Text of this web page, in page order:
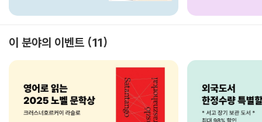
이 분야의 이벤트 11